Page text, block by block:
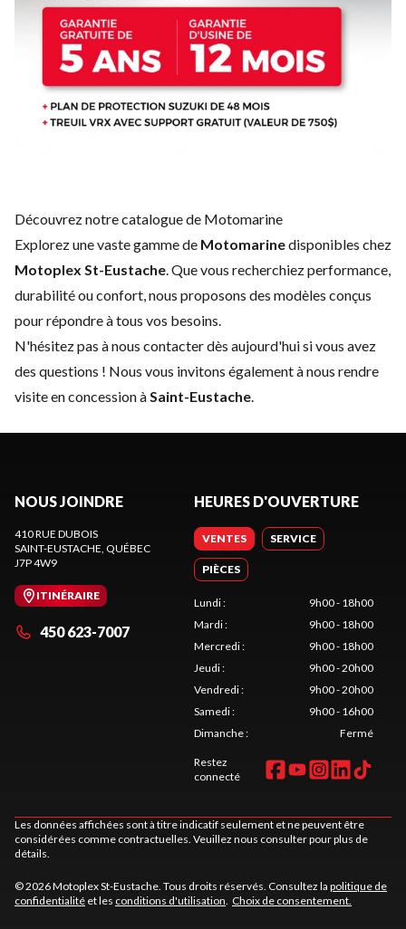
Découvrez notre catalogue de Motomarine
Explorez une vaste gamme de Motomarinedisponibles chez
Motoplex St-Eustache. Que vous recherchiez performance,
durabilité ou confort, nous proposons des modèles conçus
pour répondre à tous vos besoins.
N'hésitez pas ànous contacterdès aujourd'hui si vous avez
des questions ! Nous vous invitons également à nous rendre
visite en concession àSaint-Eustache.
NOUS JOINDRE
410 RUE DUBOIS
SAINT-EUSTACHE , QUÉBEC
J7P 4W9
ITINÉRAIRE
450 623-7007
HEURES D'OUVERTURE
VENTES SERVICE
PIÈCES
Lundi:
9h00 - 18h00
Mardi:
9h00 - 18h00
Mercredi:
9h00 - 18h00
Jeudi:
9h00 - 20h00
Vendredi:
9h00 - 20h00
Samedi:
9h00 - 16h00
Dimanche: Fermé
Restez
connecté
Les données affichées sont à titre indicatif seulement et ne peuvent être
considérées comme contractuelles. Veuillez nous consulter pour plus de
détails.
© 2026 Motoplex St-Eustache. Tous droits réservés. Consultez la politique de
confidentialité et les conditions d'utilisation Choix de consentement.